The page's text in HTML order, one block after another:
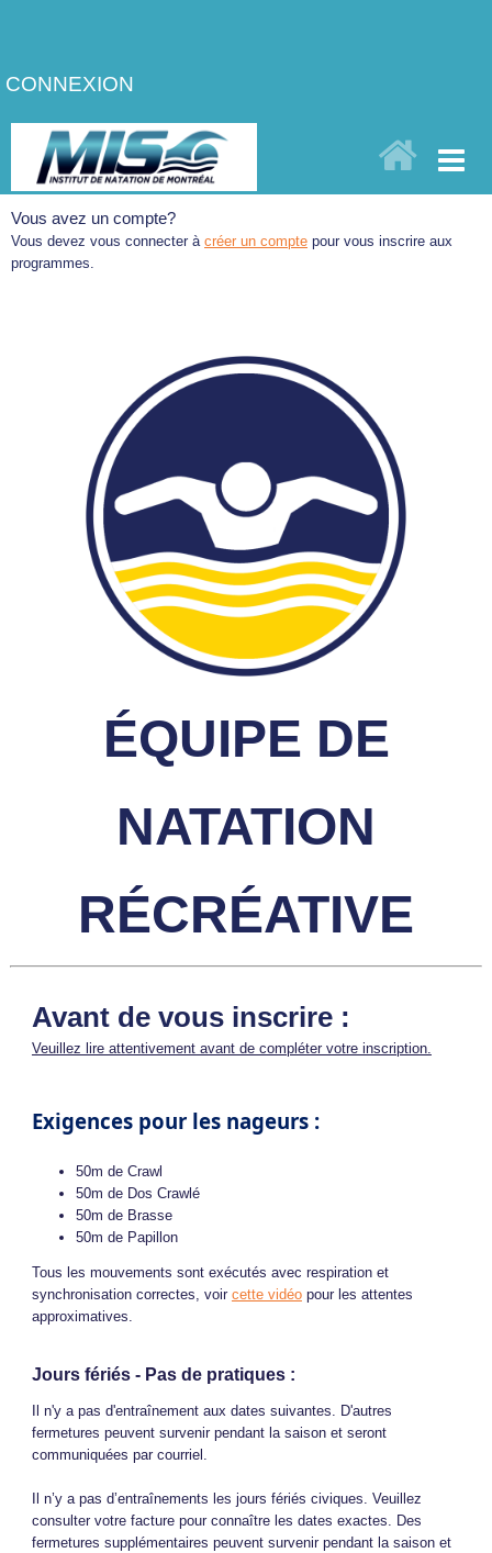
CONNEXION
Vous avez un compte?
Vous devez vous connecter à créer un compte pour vous inscrire aux
programmes.
ÉQUIPE DE
NATATION
RÉCRÉATIVE
Avant de vous inscrire :
Veuillez lire attentivement avant de compléter votre inscription.
Exigences pour les nageurs :
50m de Crawl
50m de Dos Crawlé
50m de Brasse
50m de Papillon
Tous les mouvements sont exécutés avec respiration et
synchronisation correctes, voir cette vidéopour les attentes
approximatives.
Jours fériés - Pas de pratiques :
Il n'y a pas d'entraînement aux dates suivantes. D'autres
fermetures peuvent survenir pendant la saison et seront
communiquées par courriel.
Il n’y a pas d’entraînements les jours fériés civiques. Veuillez
consulter votre facture pour connaître les dates exactes. Des
fermetures supplémentaires peuvent survenir pendant la saison et